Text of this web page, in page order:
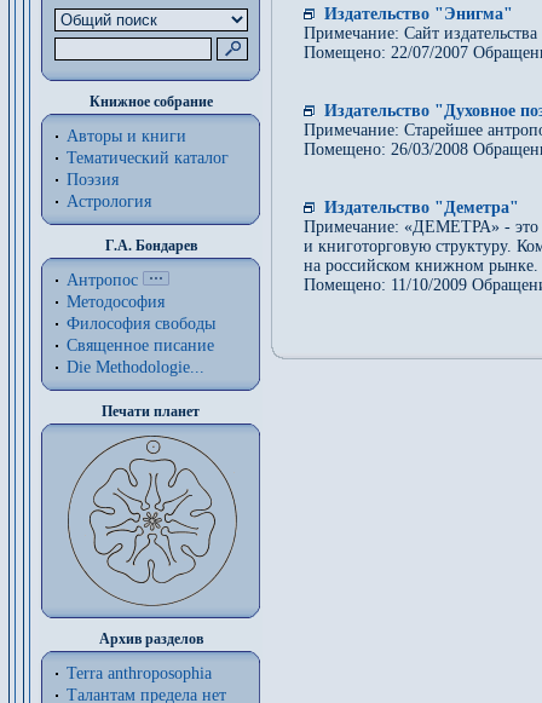
Книжное собрание
Авторы и книги
Тематический каталог
Поэзия
Астрология
Г.А. Бондарев
Антропос
Методософия
Философия cвободы
Священное писание
Die Methodologie...
Печати планет
Архив разделов
Terra anthroposophia
Талантам предела нет
Издательство "Энигма"
Примечание: Сайт
Помещено: 22/07/2007
Издательство "Духовное
Примечание: Старейшее
Помещено: 26/03/2008
Издательство "Деметра"
Примечание: «ДЕМЕТРА» - это
и книготорговую структуру.
на российском книжном рынке.
Помещено: 11/10/2009